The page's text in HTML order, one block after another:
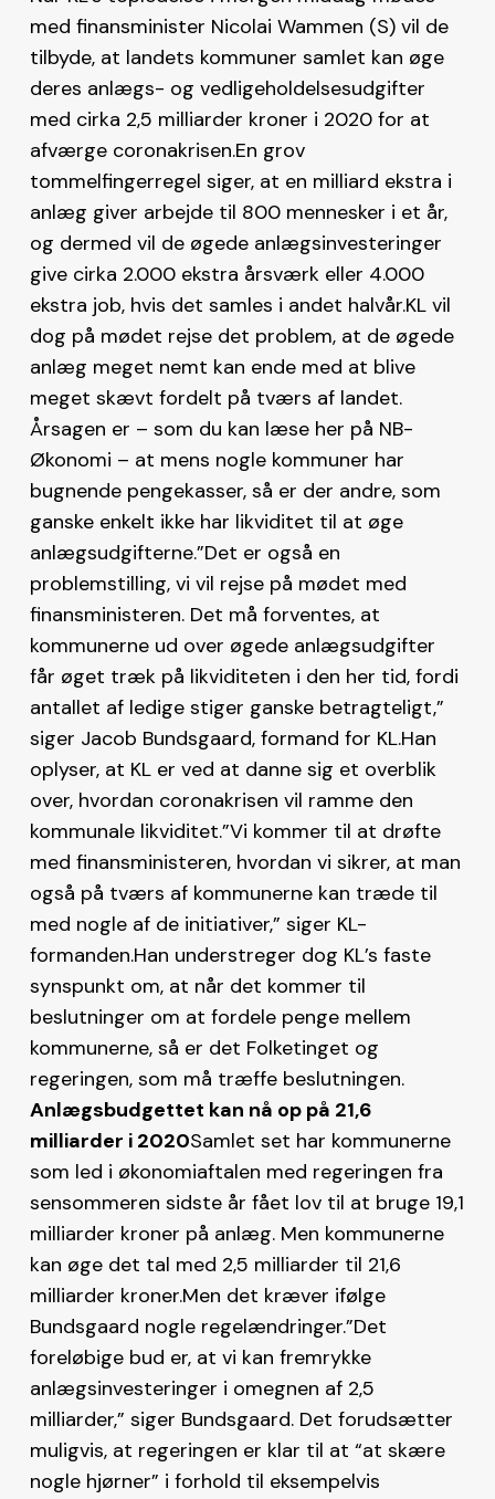
med finansminister Nicolai Wammen (S) vil de
tilbyde, at landets kommuner samlet kan øge
deres anlægs- og vedligeholdelsesudgifter
med cirka 2,5 milliarder kroner i 2020 for at
afværge coronakrisen.En grov
tommelfingerregel siger, at en milliard ekstra i
anlæg giver arbejde til 800 mennesker i et år,
og dermed vil de øgede anlægsinvesteringer
give cirka 2.000 ekstra årsværk eller 4.000
ekstra job, hvis det samles i andet halvår.KL vil
dog på mødet rejse det problem, at de øgede
anlæg meget nemt kan ende med at blive
meget skævt fordelt på tværs af landet.
Årsagen er – som du kan læse her på NB-
Økonomi – at mens nogle kommuner har
bugnende pengekasser, så er der andre, som
ganske enkelt ikke har likviditet til at øge
anlægsudgifterne.”Det er også en
problemstilling, vi vil rejse på mødet med
finansministeren. Det må forventes, at
kommunerne ud over øgede anlægsudgifter
får øget træk på likviditeten i den her tid, fordi
antallet af ledige stiger ganske betragteligt,”
siger Jacob Bundsgaard, formand for KL.Han
oplyser, at KL er ved at danne sig et overblik
over, hvordan coronakrisen vil ramme den
kommunale likviditet.”Vi kommer til at drøfte
med finansministeren, hvordan vi sikrer, at man
også på tværs af kommunerne kan træde til
med nogle af de initiativer,” siger KL-
formanden.Han understreger dog KL’s faste
synspunkt om, at når det kommer til
beslutninger om at fordele penge mellem
kommunerne, så er det Folketinget og
regeringen, som må træffe beslutningen.
Anlægsbudgettet kan nå op på 21,6
milliarder i 2020Samlet set har kommunerne
som led i økonomiaftalen med regeringen fra
sensommeren sidste år fået lov til at bruge 19,1
milliarder kroner på anlæg. Men kommunerne
kan øge det tal med 2,5 milliarder til 21,6
milliarder kroner.Men det kræver ifølge
Bundsgaard nogle regelændringer.”Det
foreløbige bud er, at vi kan fremrykke
anlægsinvesteringer i omegnen af 2,5
milliarder,” siger Bundsgaard. Det forudsætter
muligvis, at regeringen er klar til at “at skære
nogle hjørner” i forhold til eksempelvis